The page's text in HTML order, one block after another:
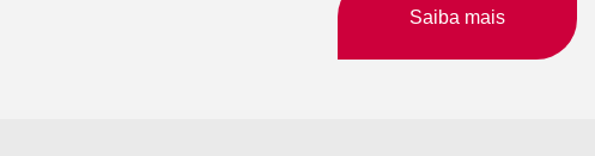
Saiba mais